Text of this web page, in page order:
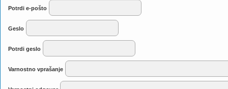
Potrdi e-pošto
Geslo
Potrdi geslo
Varnostno vprašanje